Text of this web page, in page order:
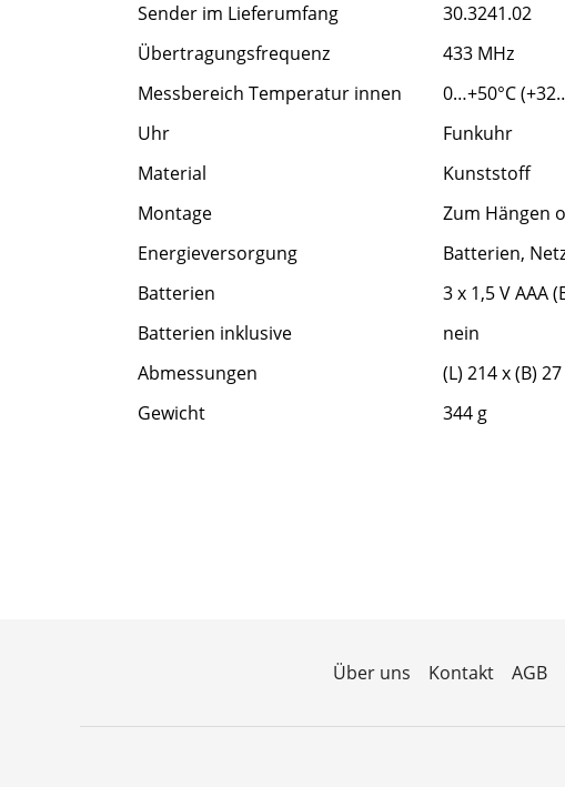
Sender im Lieferumfang
30.3241.02
Übertragungsfrequenz
433 MHz
Messbereich Temperatur innen
0…+50°C
Uhr
Funkuhr
Material
Kunststoff
Montage
Zum Hängen
Energieversorgung
Batterien,
Batterien
3 x 1,5 V AAA
Batterien inklusive
nein
Abmessungen
(L) 214 x (B)
Gewicht
344 g
Über uns Kontakt AGB